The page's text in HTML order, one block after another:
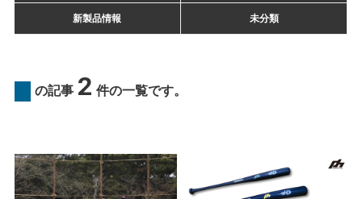
新製品情報 未分類
の記事 2 件の一覧です。